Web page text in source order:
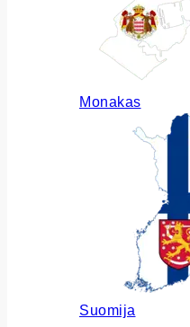
Monakas
Suomija